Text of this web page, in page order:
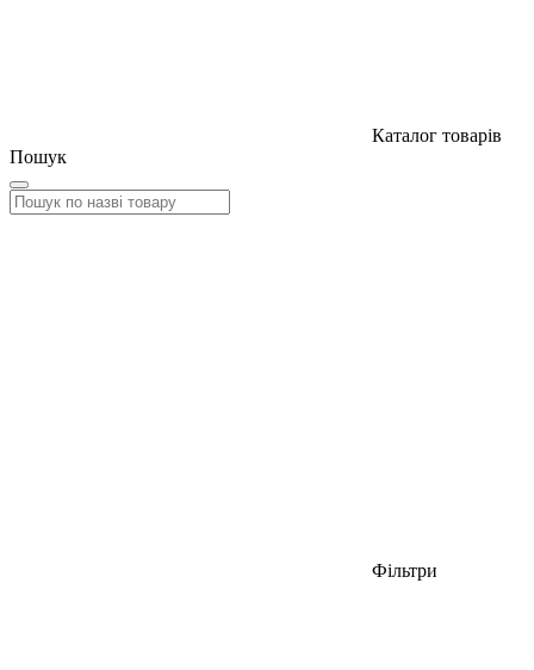
Каталог товарів
Пошук
Фільтри